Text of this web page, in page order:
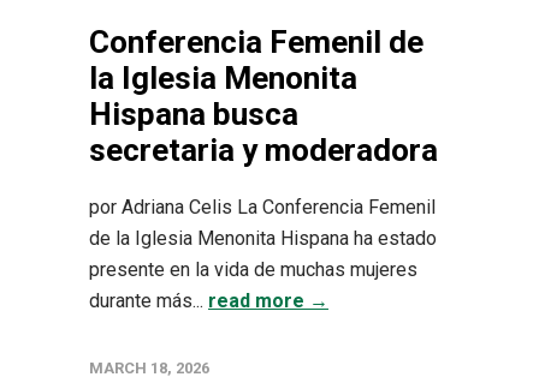
Conferencia Femenil de
la Iglesia Menonita
Hispana busca
secretaria y moderadora
por Adriana Celis La Conferencia Femenil
de la Iglesia Menonita Hispana ha estado
presente en la vida de muchas mujeres
durante más... read more →
MARCH 18, 2026